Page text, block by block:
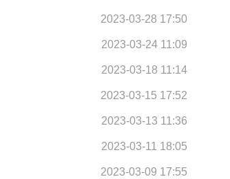
2023-03-28 17:50
2023-03-24 11:09
2023-03-18 11:14
2023-03-15 17:52
2023-03-13 11:36
2023-03-11 18:05
2023-03-09 17:55